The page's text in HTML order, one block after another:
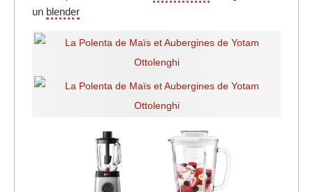
un blender